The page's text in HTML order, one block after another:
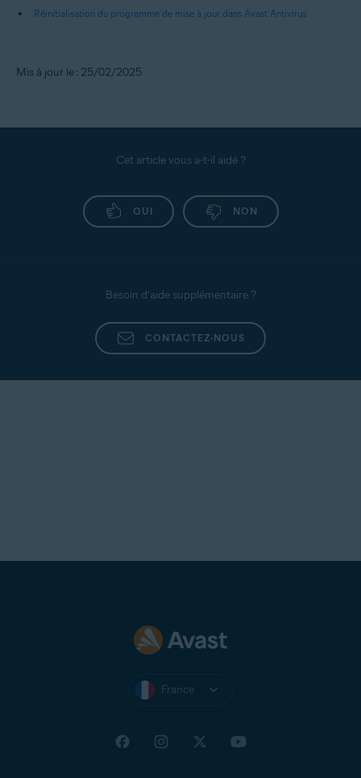
Réinitialisation du programme de mise à jour dans Avast Antivirus
Mis à jour le : 25/02/2025
Cet article vous a-t-il aidé ?
OUI NON
Besoin d’aide supplémentaire ?
CONTACTEZ-NOUS
France